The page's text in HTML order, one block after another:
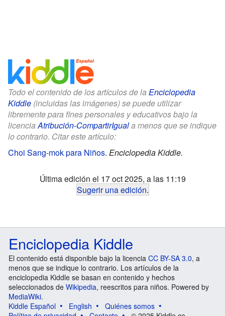
Todo el contenido de los artículos de la Enciclopedia
Kiddle (incluidas las imágenes) se puede utilizar
libremente para fines personales y educativos bajo la
licenciaAtribución-CompartirIguala menos que se indique
lo contrario. Citar este artículo:
Choi Sang-mok para Niños. Enciclopedia Kiddle.
Última edición el 17 oct 2025, a las 11:19
Sugerir una edición.
Enciclopedia Kiddle
El contenido está disponible bajo la licencia CC BY-SA 3.0, a
menos que se indique lo contrario. Los artículos de la
enciclopedia Kiddle se basan en contenido y hechos
seleccionados de Wikipedia, reescritos para niños. Powered by
MediaWiki.
Kiddle Español
English
Quiénes somos